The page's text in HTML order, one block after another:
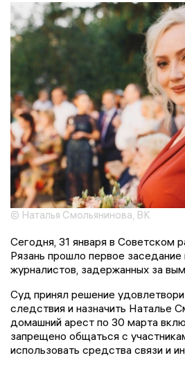
© Наталья Смольянинова, ВК
Сегодня, 31 января в Советском
Рязань прошло первое
журналистов, задержанных за
Суд принял решение
следствия и назначить Наталье
домашний арест по 30 марта
запрещено общаться с
использовать средства связи и